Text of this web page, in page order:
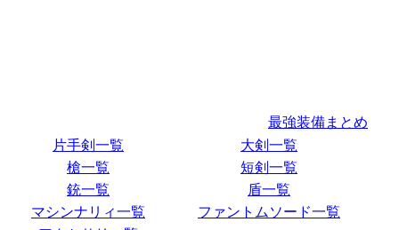
最強装備まとめ
片手剣一覧
大剣一覧
槍一覧
短剣一覧
銃一覧
盾一覧
マシンナリィ一覧
ファントムソード一覧